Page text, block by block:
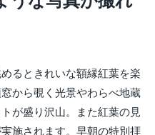
るときれいな額縁紅葉を楽
から覗く光景やわらべ地蔵
が盛り沢山。また紅葉の見
施されます。早朝の特別拝